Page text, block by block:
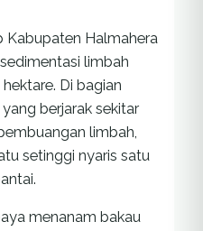
Kabupaten Halmahera
limbah
Di bagian
berjarak sekitar
limbah,
setinggi nyaris satu
menanam bakau